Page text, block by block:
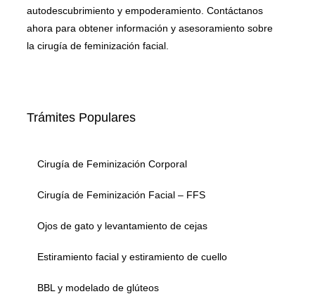
autodescubrimiento y empoderamiento. Contáctanos
ahora para obtener información y asesoramiento sobre
la cirugía de feminización facial.
Trámites Populares
Cirugía de Feminización Corporal
Cirugía de Feminización Facial – FFS
Ojos de gato y levantamiento de cejas
Estiramiento facial y estiramiento de cuello
BBL y modelado de glúteos